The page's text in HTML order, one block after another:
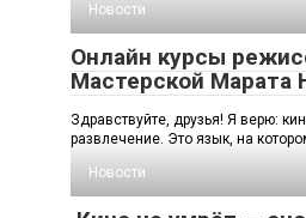
Новости
Онлайн курсы
Мастерской Марата
Здравствуйте, друзья! Я верю:
развлечение. Это язык, на
Новости